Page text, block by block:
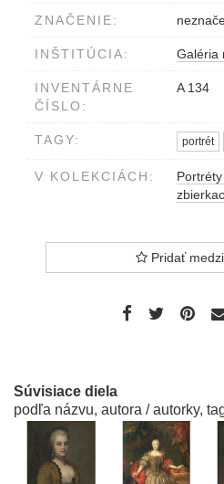
ZNAČENIE:
INŠTITÚCIA: Galéria
INVENTÁRNE
ČÍSLO:
A 134
TAGY: portrét
V KOLEKCIÁCH:
Pridať
Súvisiace diela
podľa názvu, autora / autorky,